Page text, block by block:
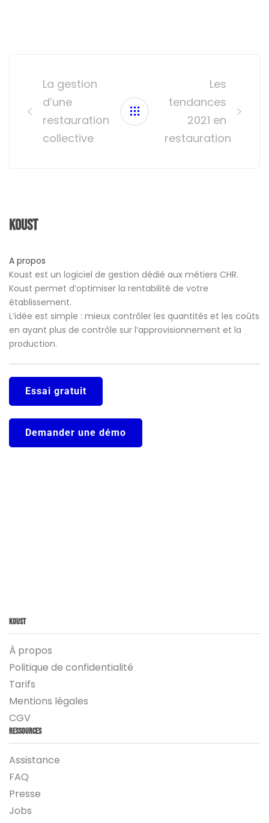
navigationLa gestion
d’une
restauration
collective
Les
tendances
2021 en
restauration
Koust
A propos
Koust est un logiciel de gestion dédié aux métiers CHR.
Koust permet d’optimiser la rentabilité de votre
établissement.
L’idée est simple : mieux contrôler les quantités et les coûts
en ayant plus de contrôle sur l’approvisionnement et la
production.
Essai gratuit
Demander une démo
Koust
À propos
Politique de confidentialité
Tarifs
Mentions légales
CGV
Ressources
Assistance
FAQ
Presse
Jobs